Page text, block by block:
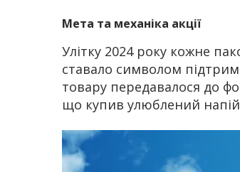
Мета та механіка акції
Улітку 2024 року кожне
ставало символом
товару передавалося до
що купив улюблений